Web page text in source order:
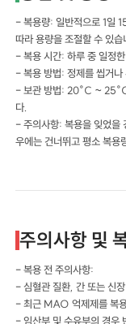
- 복용량: 일반적으로 1일
따라 용량을 조절할 수 있습
- 복용 시간: 하루 중 일정
- 복용 방법: 정제를 씹거나
- 보관 방법: 20°C ~ 25°C
다.
- 주의사항: 복용을 잊었을
우에는 건너뛰고 평소 복용
주의사항 및
- 복용 전 주의사항:
- 심혈관 질환, 간 또는 신
- 최근 MAO 억제제를 복
- 임산부 및 수유부의 경우